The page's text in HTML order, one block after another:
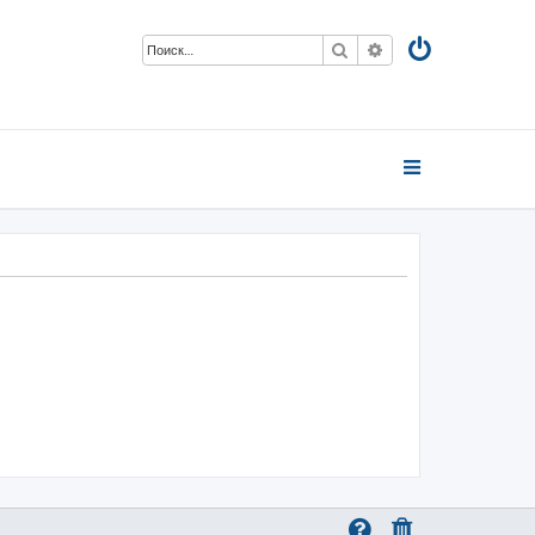
Поиск Расширенный